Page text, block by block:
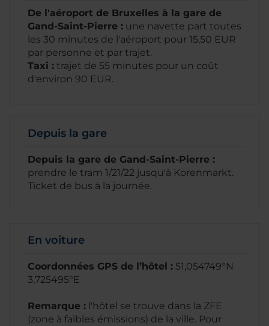
De l'aéroport de Bruxelles à la gare de
Gand-Saint-Pierre : une navette part toutes
les 30 minutes de l'aéroport pour 15,50 EUR
par personne et par trajet.
Taxi : trajet de 55 minutes pour un coût
d'environ 90 EUR.
Depuis la gare
Depuis la gare de Gand-Saint-Pierre :
prendre le tram 1/21/22 jusqu'à Korenmarkt.
Ticket de bus à la journée.
En voiture
Coordonnées GPS de l’hôtel : 51,054749°N
3,725495°E
Remarque : l'hôtel se trouve dans la ZFE
(zone à faibles émissions) de la ville. Pour